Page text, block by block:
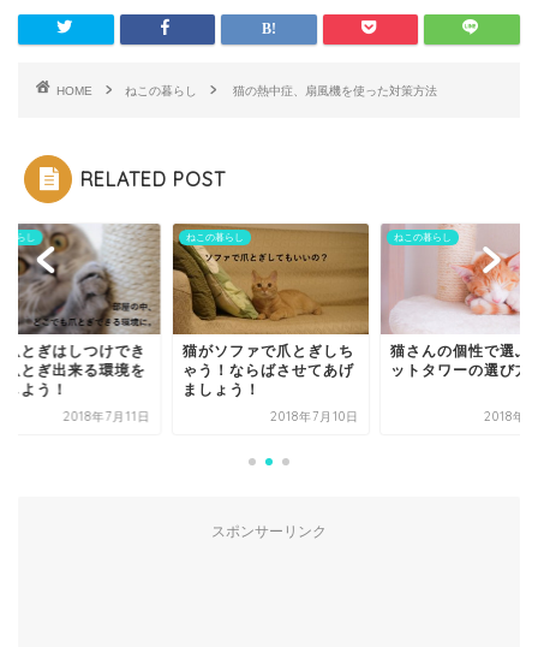
HOME ねこの暮らし 猫の熱中症、扇風機を使った対策方法
RELATED POST
暮らし
爪とぎはしつけでき
爪とぎ出来る環境を
しよう！
2018年7月11日
ねこの暮らし
猫がソファで爪とぎしち
ゃう！ならばさせてあげ
ましょう！
2018年7月10日
ねこの暮らし
猫さんの個性で選ぶ
ットタワーの選び方
2018年6
スポンサーリンク